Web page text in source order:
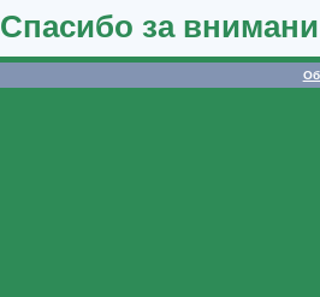
Спасибо за